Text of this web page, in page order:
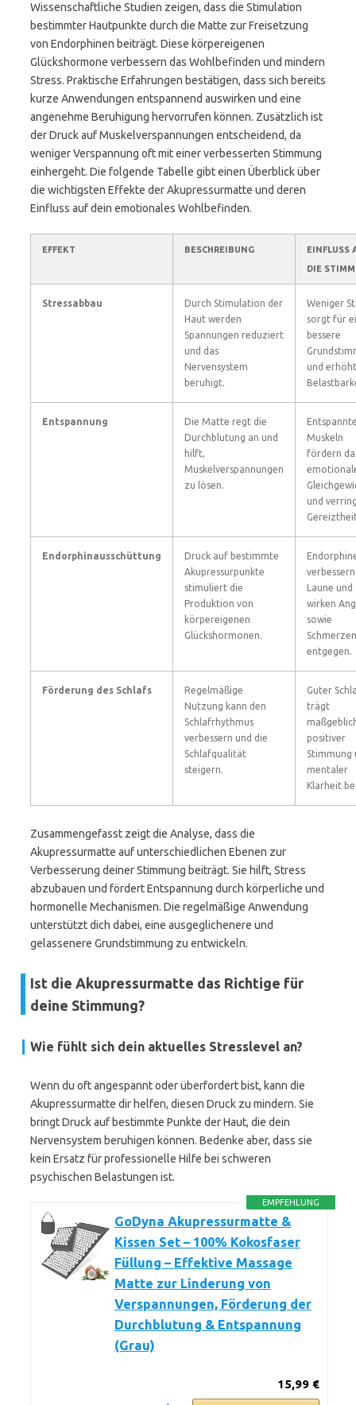
Wissenschaftliche Studien zeigen, dass die Stimulation
bestimmter Hautpunkte durch die Matte zur Freisetzung
von Endorphinen beiträgt. Diese körpereigenen
Glückshormone verbessern das Wohlbefinden und mindern
Stress. Praktische Erfahrungen bestätigen, dass sich bereits
kurze Anwendungen entspannend auswirken und eine
angenehme Beruhigung hervorrufen können. Zusätzlich ist
der Druck auf Muskelverspannungen entscheidend, da
weniger Verspannung oft mit einer verbesserten Stimmung
einhergeht. Die folgende Tabelle gibt einen Überblick über
die wichtigsten Effekte der Akupressurmatte und deren
Einfluss auf dein emotionales Wohlbefinden.
EFFEKT BESCHREIBUNG
EINFLUSS
DIE
Stressabbau
Durch Stimulation der
Haut werden
Spannungen reduziert
und das
Nervensystem
beruhigt.
Weniger
sorgt für
bessere
und
Entspannung
Die Matte regt die
Durchblutung an und
hilft,
Muskelverspannungen
zu lösen.
Muskeln
fördern
und
Endorphinausschüttung
Druck auf bestimmte
Akupressurpunkte
stimuliert die
Produktion von
körpereigenen
Glückshormonen.
Laune und
wirken
sowie
Schmerzen
entgegen.
Förderung des Schlafs
Regelmäßige
Nutzung kann den
Schlafrhythmus
verbessern und die
Schlafqualität
steigern.
Guter
trägt
positiver
Stimmung
mentaler
Klarheit
Zusammengefasst zeigt die Analyse, dass die
Akupressurmatte auf unterschiedlichen Ebenen zur
Verbesserung deiner Stimmung beiträgt. Sie hilft, Stress
abzubauen und fördert Entspannung durch körperliche und
hormonelle Mechanismen. Die regelmäßige Anwendung
unterstützt dich dabei, eine ausgeglichenere und
gelassenere Grundstimmung zu entwickeln.
Ist die Akupressurmatte das Richtige für
deine Stimmung?
Wie fühlt sich dein aktuelles Stresslevel an?
Wenn du oft angespannt oder überfordert bist, kann die
Akupressurmatte dir helfen, diesen Druck zu mindern. Sie
bringt Druck auf bestimmte Punkte der Haut, die dein
Nervensystem beruhigen können. Bedenke aber, dass sie
kein Ersatz für professionelle Hilfe bei schweren
psychischen Belastungen ist.
EMPFEHLUNG
GoDyna Akupressurmatte &
Kissen Set – 100% Kokosfaser
Füllung – Effektive Massage
Matte zur Linderung von
Verspannungen, Förderung der
Durchblutung & Entspannung
(Grau)
15,99 €